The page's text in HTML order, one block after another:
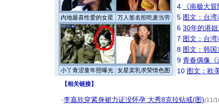
内地最喜性爱的女星 万人签名拒吃麦当劳
小丫青涩童年照曝光 女星卖乳求荣情色图
4
《南极大
5 图文：台
6 30年的港
7 图文：台
8 图文：韩
9 青春偶像《
10 图文：欧
【相关链接】
·李嘉欣穿紧身裙力证没怀孕 大秀8克拉钻戒(图)(11/